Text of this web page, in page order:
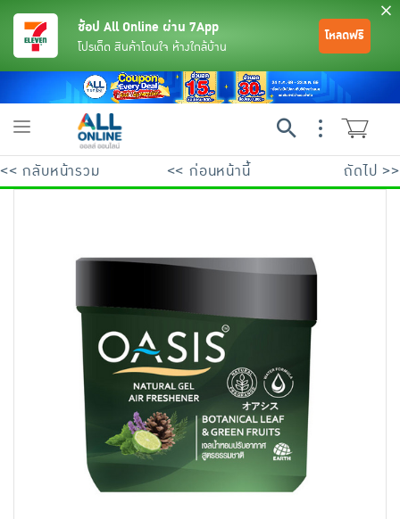
เครื่องดื่มและผงชงดื่ม
เครื่องปรุงรสและของแห้ง
ขนมขบเคี้ยว และช็อคโกแลต
อาหารสด ผัก ผลไม้และเบเกอรี่
พระเครื่อง test pop
ช้อป All Online ผ่าน 7App
โปรเด็ด สินค้าโดนใจ ห้างใกล้บ้าน
โหลดฟรี
Toggle
<< กลับหน้ารวม << ก่อนหน้านี้ ถัดไป >>